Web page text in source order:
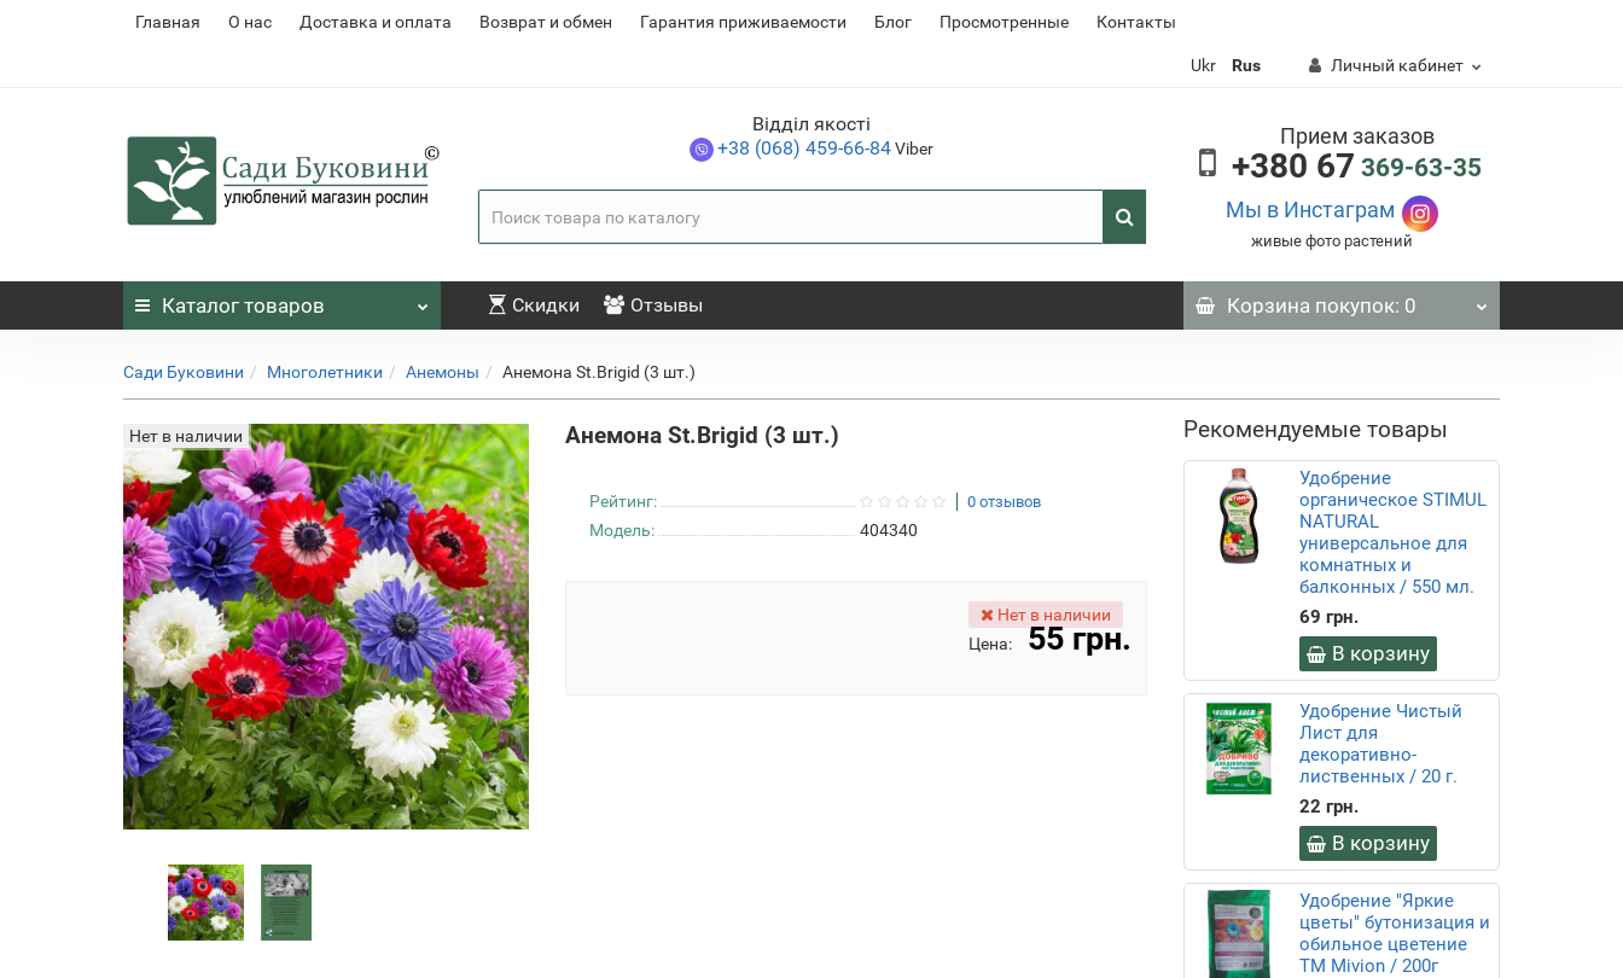
Главная О нас Доставка и оплата Возврат и обмен Гарантия приживаемости Блог Просмотренные Контакты
Ukr Rus Личный кабинет
Відділ якості
+38 (068) 459-66-84Viber Прием заказов
+380 67 369-63-35
Мы в Инстаграм
живые фото растений
Каталог товаров Скидки Отзывы Корзина покупок: 0
Сади Буковини Многолетники Анемоны Анемона St.Brigid (3 шт.)
Нет в наличии Анемона St.Brigid (3 шт.)
Рейтинг: 0 отзывов
Модель: 404340
Нет в наличии
Цена:
55 грн.
Рекомендуемые товары
Удобрение
органическое STIMUL
NATURAL
универсальное для
комнатных и
балконных / 550 мл.
69 грн.
В корзину
Удобрение Чистый
Лист для
декоративно-
лиственных / 20 г.
22 грн.
В корзину
Удобрение "Яркие
цветы" бутонизация и
обильное цветение
ТМ Mivion / 200г